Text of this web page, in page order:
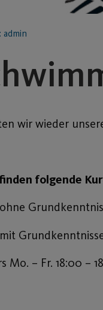
admin
wir wieder
folgende
Mo. – Fr. 18:00 –